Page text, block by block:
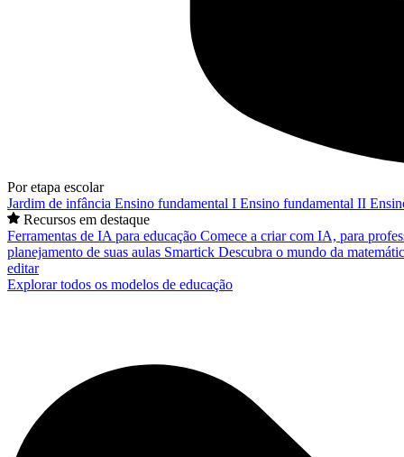
Por etapa escolar
Jardim de infância Ensino fundamental I Ensino fundamental II
Recursos em destaque
Ferramentas de IA para educação Comece a criar com IA, para
planejamento de suas aulas Smartick Descubra o mundo da
editar
Explorar todos os modelos de educação